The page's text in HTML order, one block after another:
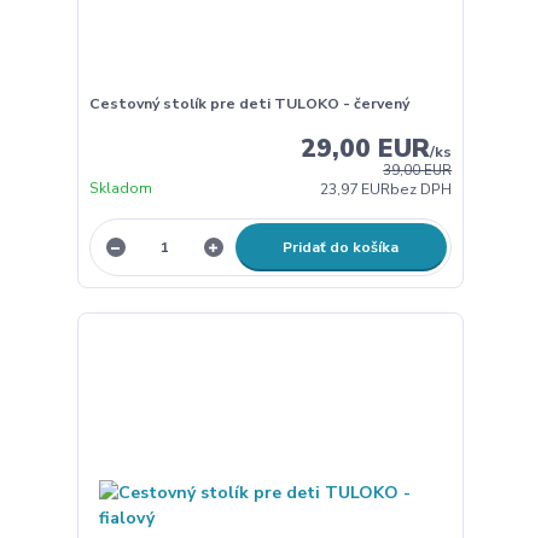
Cestovný stolík pre deti TULOKO - červený
39,00 EUR
29,00 EUR/ks
23,97 EURbez DPH
Skladom
Pridať do košíka